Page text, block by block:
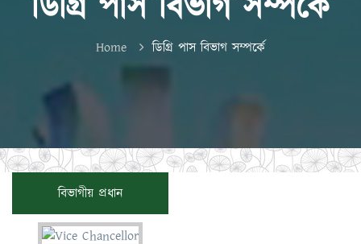
Home ডিগ্রি পাস বিভাগ সম্পর্কে
বিভাগীয় প্রধান